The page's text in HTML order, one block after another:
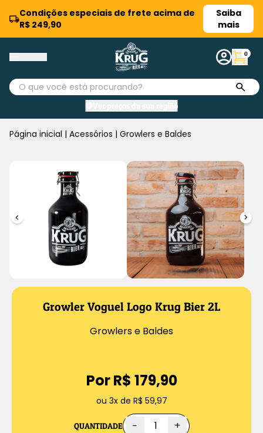
Condições especiais de frete acima de
R$ 249,90
Saiba
mais
Ver preços da sua região
0
Página inicial | Acessórios | Growlers e Baldes
Growler Voguel Logo Krug Bier 2L
Growlers e Baldes
Por R$ 179,90
ou 3x de R$ 59,97
QUANTIDADE − +